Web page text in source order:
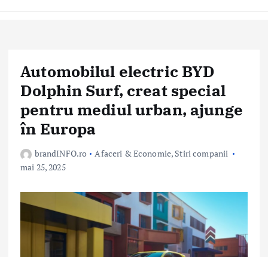
Automobilul electric BYD
Dolphin Surf, creat special
pentru mediul urban, ajunge
în Europa
brandINFO.ro Afaceri & Economie, Stiri companii
mai 25, 2025